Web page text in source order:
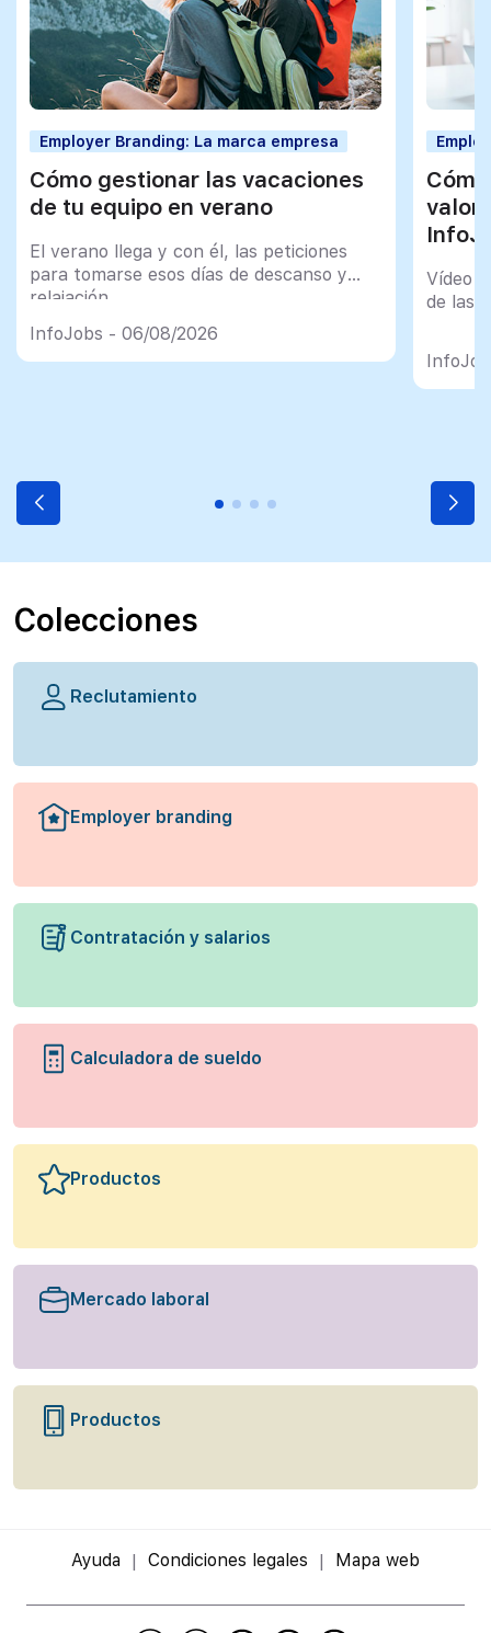
Employer Branding: La marca empresa
Cómo gestionar las vacaciones
de tu equipo en verano
El verano llega y con él, las peticiones
para tomarse esos días de descanso y
relajación
InfoJobs - 06/08/2026
Vídeo
de las
Colecciones
Reclutamiento
Employer branding
Contratación y salarios
Calculadora de sueldo
Productos
Mercado laboral
Productos
Ayuda Condiciones legales Mapa web